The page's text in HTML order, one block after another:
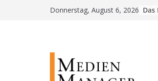
Donnerstag, August 6, 2026 Das